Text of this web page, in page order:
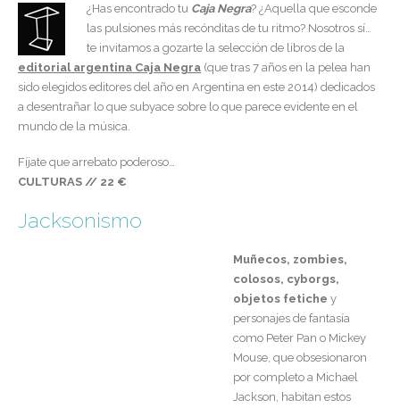
¿Has encontrado tu Caja Negra? ¿Aquella que esconde
las pulsiones más recónditas de tu ritmo? Nosotros sí…
te invitamos a gozarte la selección de libros de la
editorial argentina Caja Negra (que tras 7 años en la pelea han
sido elegidos editores del año en Argentina en este 2014) dedicados
a desentrañar lo que subyace sobre lo que parece evidente en el
mundo de la música.
Fíjate que arrebato poderoso…
CULTURAS // 22 €
Jacksonismo
Muñecos, zombies,
colosos, cyborgs,
objetos fetiche y
personajes de fantasía
como Peter Pan o Mickey
Mouse, que obsesionaron
por completo a Michael
Jackson, habitan estos